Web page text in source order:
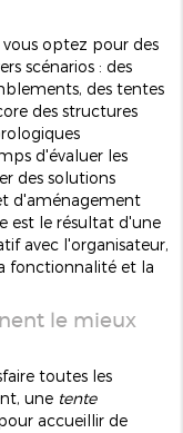
vous optez pour des
scénarios : des
des tentes
des structures
d'évaluer les
des solutions
d'aménagement
est le résultat d'une
avec l'organisateur,
fonctionnalité et la
le mieux
toutes les
une tente
accueillir de